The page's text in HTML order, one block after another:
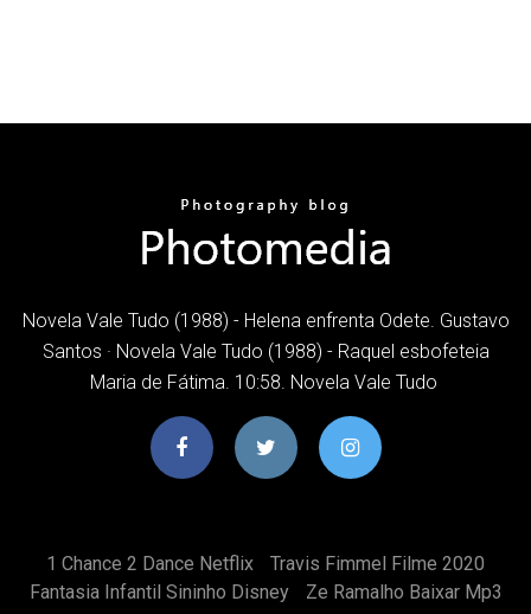
Novela Vale Tudo (1988) - Helena enfrenta Odete. Gustavo
Santos · Novela Vale Tudo (1988) - Raquel esbofeteia
Maria de Fátima. 10:58. Novela Vale Tudo
1 Chance 2 Dance Netflix
Travis Fimmel Filme 2020
Fantasia Infantil Sininho Disney
Ze Ramalho Baixar Mp3